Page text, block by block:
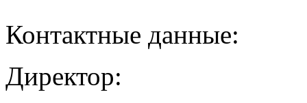
Контактные данные:
Директор: